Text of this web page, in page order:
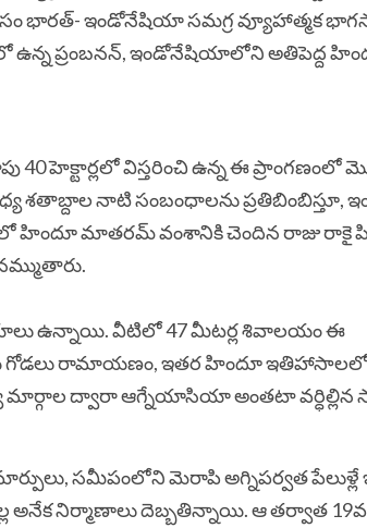
భారత్- ఇండోనేషియా సమగ్ర వ్యూహాత్మక
ఉన్న ప్రంబనన్, ఇండోనేషియాలోని అతిపెద్ద
హెక్టార్లలో విస్తరించి ఉన్న ఈ ప్రాంగణంలో
నాటి సంబంధాలను ప్రతిబింబిస్తూ,
హిందూ మాతరమ్ వంశానికి చెందిన రాజు రాకై
ఉన్నాయి. వీటిలో 47 మీటర్ల శివాలయం ఈ
గోడలు రామాయణం, ఇతర హిందూ
మార్గాల ద్వారా ఆగ్నేయాసియా అంతటా వర్ధిల్లిన
సమీపంలోని మెరాపి అగ్నిపర్వత పేలుళ్లే
అనేక నిర్మాణాలు దెబ్బతిన్నాయి. ఆ తర్వాత